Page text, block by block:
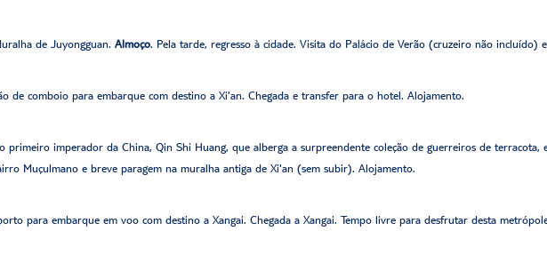
de Juyongguan. Almoço. Pela tarde, regresso à cidade. Visita do Palácio de Verão (cruzeiro não incluído)
de comboio para embarque com destino a Xi'an. Chegada e transfer para o hotel. Alojamento.
primeiro imperador da China, Qin Shi Huang, que alberga a surpreendente coleção de guerreiros de terracota,
Muçulmano e breve paragem na muralha antiga de Xi'an (sem subir). Alojamento.
para embarque em voo com destino a Xangai. Chegada a Xangai. Tempo livre para desfrutar desta